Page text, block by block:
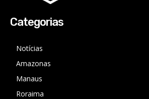
Categorias
Notícias
Amazonas
Manaus
Roraima